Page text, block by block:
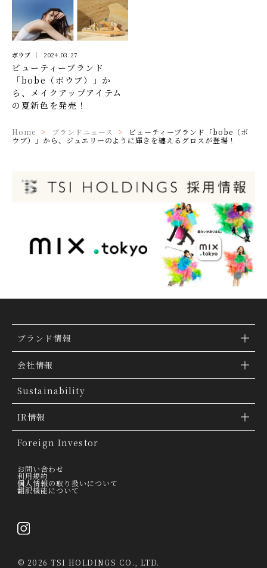
ボウブ 2024.03.27
ビューティーブランド
「bobe（ボウブ）」か
ら、メイクアップアイテム
の夏新色を発売！
Home ブランドニュース
ビューティーブランド「bobe（ボ
ウブ）」から、ジュエリーのように輝きを纏えるグロスが登場！
ブランド情報
ブランド検索
ブランドトピックス
「ファッションの力を信じよう」
THE MOVIE
会社情報
TSI トピックス
会社概要
会社沿革
グループ会社
経営理念
採用情報
Sustainability
IR情報
IR情報
IR トピックス
IRライブラリー
決算説明会資料
Foreign Investor
お問い合わせ
利用規約
個人情報の取り扱いについて
翻訳機能について
© 2026 TSI HOLDINGS CO., LTD.